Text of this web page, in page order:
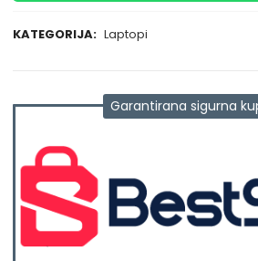
KATEGORIJA: Laptopi
Garantirana sigurna